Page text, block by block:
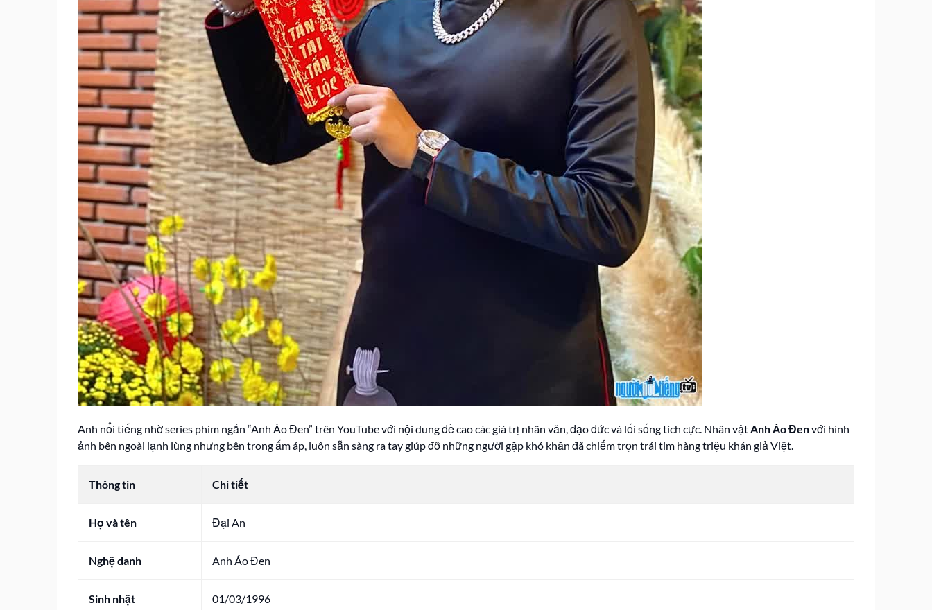
Anh nổi tiếng nhờ series phim ngắn “Anh Áo Đen” trên YouTube với nội dung đề cao các giá trị nhân văn, đạo đức và lối sống tích cực. Nhân vậtAnh Áo Đenvới hình
ảnh bên ngoài lạnh lùng nhưng bên trong ấm áp, luôn sẵn sàng ra tay giúp đỡ những người gặp khó khăn đã chiếm trọn trái tim hàng triệu khán giả Việt.
Thông tin Chi tiết
Họ và tên Đại An
Nghệ danh Anh Áo Đen
Sinh nhật 01/03/1996